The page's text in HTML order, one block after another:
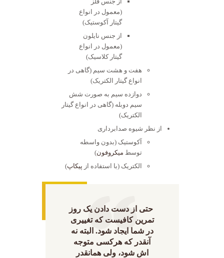
(معمول در انواع
گیتار آکوستیک)
از جنس نایلون
(معمول در انواع
گیتار کلاسیک)
هفت و هشت سیم (گاهی در
انواع گیتار الکتریک)
دوازده سیم به صورت شش
سیم دوبله (گاهی در انواع گیتار
الکتریک)
از نظر شیوه صدابرداری
آکوستیک (بدون واسطه
توسط میکروفون)
الکتریک (با استفاده از پیکاپ)
حتی از دست دادن یک روز
تمرین کافیست که تغییری
در شما ایجاد شود. البته نه
آنقدر که هرکسی متوجه
اش شود، ولی همانقدر